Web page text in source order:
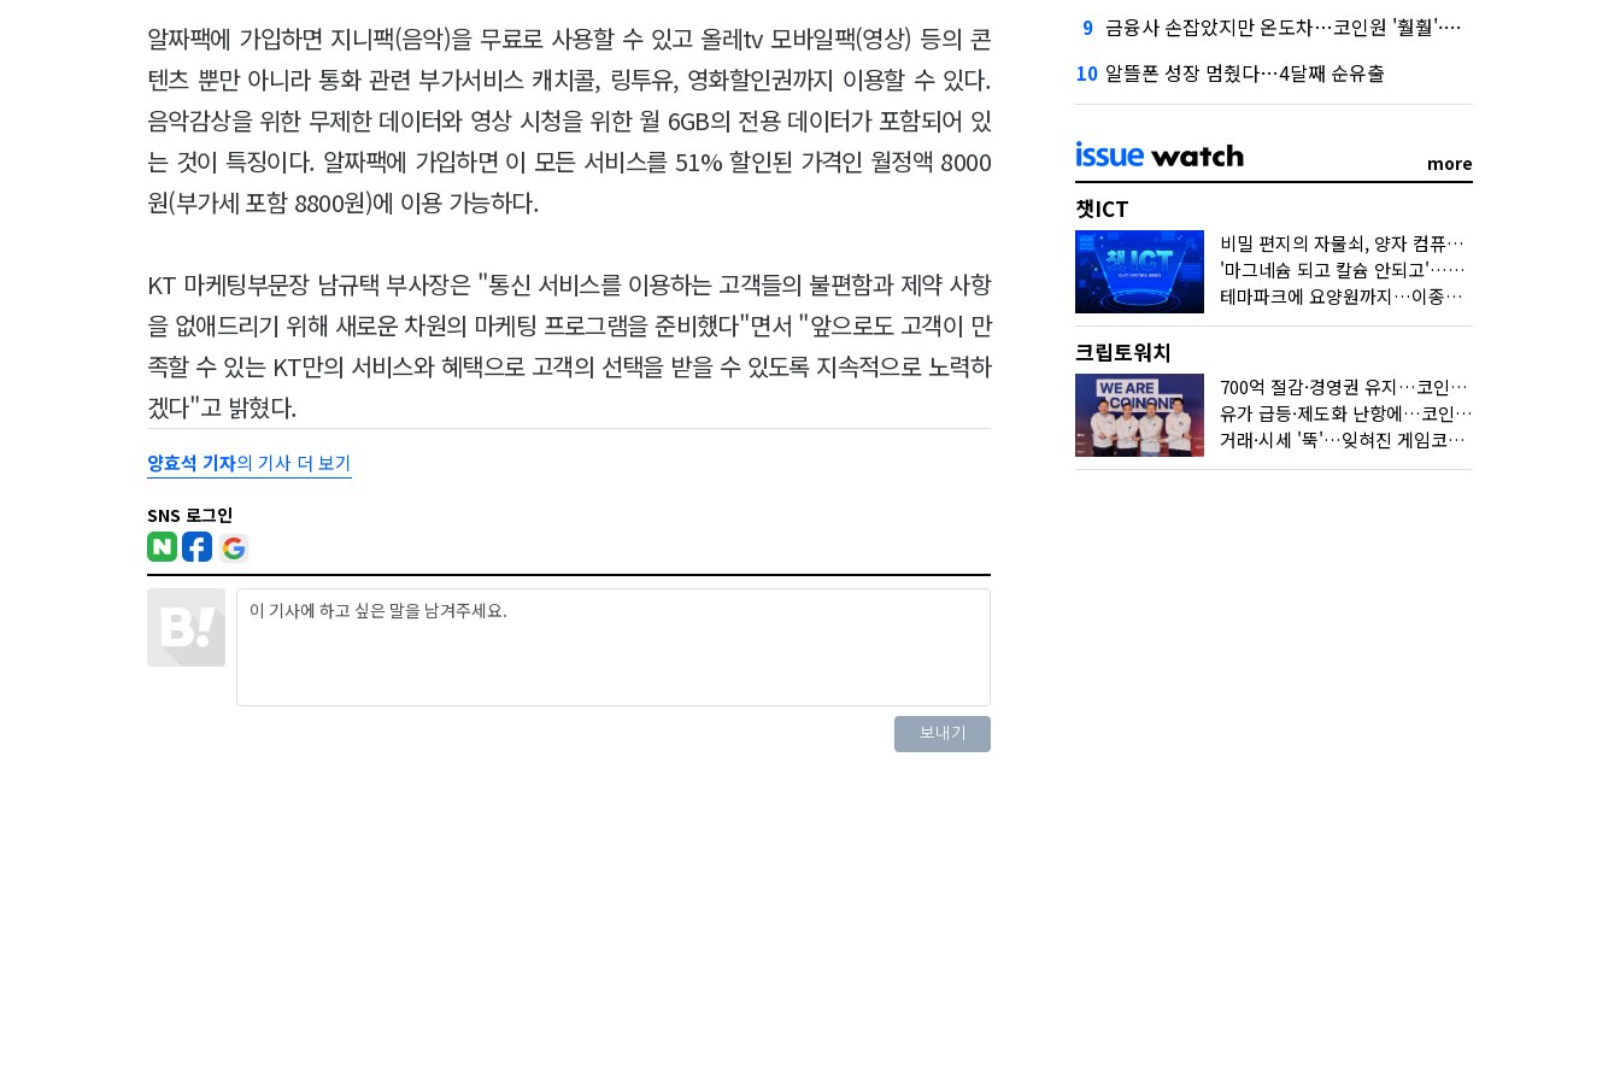
알짜팩에 가입하면 지니팩(음악)을 무료로 사용할 수 있고 올레tv 모바일팩(영상) 등의 콘
텐츠 뿐만 아니라 통화 관련 부가서비스 캐치콜, 링투유, 영화할인권까지 이용할 수 있다.
음악감상을 위한 무제한 데이터와 영상 시청을 위한 월 6GB의 전용 데이터가 포함되어 있
는 것이 특징이다. 알짜팩에 가입하면 이 모든 서비스를 51% 할인된 가격인 월정액 8000
원(부가세 포함 8800원)에 이용 가능하다.
KT 마케팅부문장 남규택 부사장은 "통신 서비스를 이용하는 고객들의 불편함과 제약 사항
을 없애드리기 위해 새로운 차원의 마케팅 프로그램을 준비했다"면서 "앞으로도 고객이 만
족할 수 있는 KT만의 서비스와 혜택으로 고객의 선택을 받을 수 있도록 지속적으로 노력하
겠다"고 밝혔다.
양효석 기자의 기사 더 보기
SNS 로그인
9 금융사 손잡았지만 온도차…코인원 '훨훨'·코빗 '잠잠'
10 알뜰폰 성장 멈췄다…4달째 순유출
more
챗ICT
비밀 편지의 자물쇠, 양자 컴퓨터가 연다
'마그네슘 되고 칼슘 안되고'…다음 'AI 요약' 갈 길은
테마파크에 요양원까지…이종사업 눈독 들이는 게임사
크립토워치
700억 절감·경영권 유지…코인원의 '영리한 딜'
유가 급등·제도화 난항에…코인 또 '멈칫'
거래·시세 '뚝'…잊혀진 게임코인들